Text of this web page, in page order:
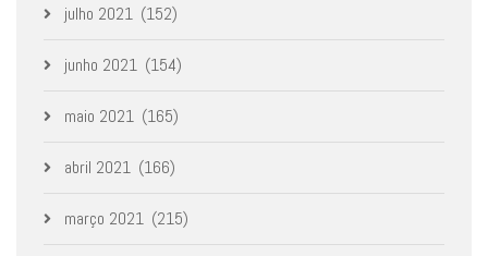
julho 2021 (152)
junho 2021 (154)
maio 2021 (165)
abril 2021 (166)
março 2021 (215)